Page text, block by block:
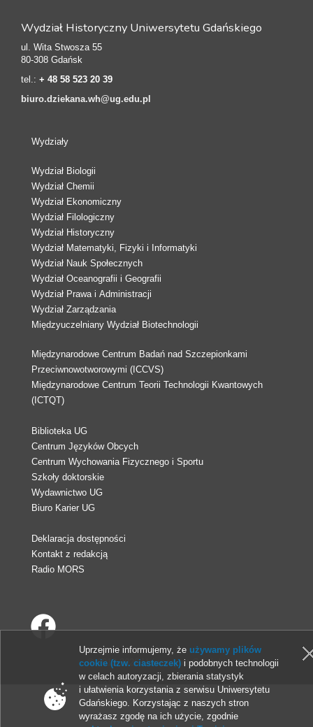
Wydział Historyczny Uniwersytetu Gdańskiego
ul. Wita Stwosza 55
80-308 Gdańsk
tel.: + 48 58 523 20 39
biuro.dziekana.wh@ug.edu.pl
Wydziały
Wydział Biologii
Wydział Chemii
Wydział Ekonomiczny
Wydział Filologiczny
Wydział Historyczny
Wydział Matematyki, Fizyki i Informatyki
Wydział Nauk Społecznych
Wydział Oceanografii i Geografii
Wydział Prawa i Administracji
Wydział Zarządzania
Międzyuczelniany Wydział Biotechnologii
Międzynarodowe Centrum Badań nad Szczepionkami
Przeciwnowotworowymi (ICCVS)
Międzynarodowe Centrum Teorii Technologii Kwantowych
(ICTQT)
Biblioteka UG
Centrum Języków Obcych
Centrum Wychowania Fizycznego i Sportu
Szkoły doktorskie
Wydawnictwo UG
Biuro Karier UG
Deklaracja dostępności
Kontakt z redakcją
Radio MORS
© 2013-2026 Uniwersytet Gdański
Uprzejmie informujemy, że używamy plików
cookie (tzw. ciasteczek) i podobnych technologii
w celach autoryzacji, zbierania statystyk
i ułatwienia korzystania z serwisu Uniwersytetu
Gdańskiego. Korzystając z naszych stron
wyrażasz zgodę na ich użycie, zgodnie